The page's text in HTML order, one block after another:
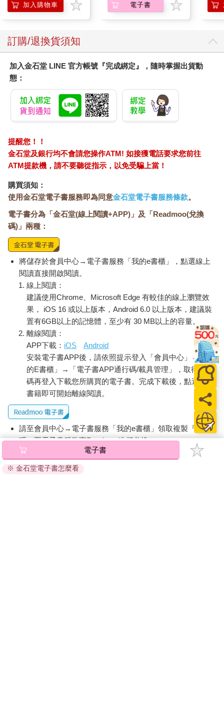
加入購物車 電子書
訂購/退換貨須知
加入金石堂 LINE 官方帳號『完成綁定』，隨時掌握出貨動
態：
提醒您！！
金石堂及銀行均不會請您操作ATM! 如接獲電話要求您前往
ATM提款機，請不要聽從指示，以免受騙上當！
購買須知：
使用金石堂電子書服務即為同意金石堂電子書服務條款。
電子書分為「金石堂(線上閱讀+APP)」及「Readmoo(兌換
碼)」兩種：
將儲存於會員中心→電子書服務「我的e書櫃」，點選線上
閱讀直接開啟閱讀。
線上閱讀：
建議使用Chrome、Microsoft Edge 有較佳的線上瀏覽效
果， iOS 16 或以上版本，Android 6.0 以上版本，建議裝
置有6GB以上的記憶體，至少有 30 MB以上的容量。
離線閱讀：
APP下載： iOS
Android
安裝電子書APP後，請依照提示登入「會員中心」→「我
的E書櫃」→「電子書APP通行碼/載具管理」，取得通行
碼再登入下載您所購買的電子書。完成下載後，點選任一
書籍即可開始離線閱讀。
請至會員中心→電子書服務「我的e書櫃」領取複製『兌換
碼』至電子書服務商Readmoo進行兌換。
退換貨須知：
因版權保護，您在金石堂所購買的電子書僅能以金石堂專屬
電子書
※ 金石堂電子書怎麼看